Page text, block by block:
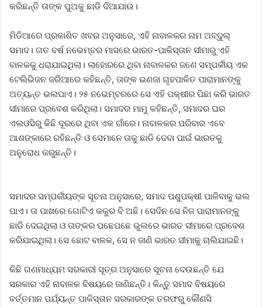
କରିଛନ୍ତି ତାଙ୍କ ପୁଅକୁ ଛାଡି ଦିଆଯାଉ।
ମିଡିଆରେ ପ୍ରକାଶିତ ଖବର ଅନୁସାରେ, ଏହି ନାବାଳକର ନାମ ଅବ୍ଦୁଲ୍
ସମାଦ। ଗତ ବର୍ଷ ନଭେମ୍ବର ମାସରେ ଭାରତ-ପାକିସ୍ତାନ ସୀମାରୁ ଏହି
ବାଳକକୁ ଧରାଯାଇଥିଲା। ଲାହୋରରେ ଥିବା ନାବାଳକର ଜଣେ ସମ୍ପର୍କୀୟ ଏକ
ଟେଲିଭିଜନ ଜରିଆରେ କହିଛନ୍ତି, ତାଙ୍କ ଭଣଜା ଗୃହପାଳିତ ପାରାମାନଙ୍କୁ
ଅତ୍ୟନ୍ତ ଭଲପାଏ। ୨୫ ନଭେମ୍ବରରେ ସେ ଏହି ପକ୍ଷୀର ପିଛା କରି ଭାରତ
ସୀମାରେ ପ୍ରବେଶ କରିଥିଲା। ସମାଦର ମାମୁ କହିଛନ୍ତି, ସମାଦର ଘର
ଏଲଓସିରୁ କିଛି ଦୂରରେ ଥିବା ଏକ ଗାଁରେ। ନାବାଳକର ପରିବାର ଏବେ
ଆଶଙ୍କାରେ ରହିଛନ୍ତି ଓ ସେମାନେ ତାକୁ ଛାଡି ଦେବା ପାଇଁ ଭାରତକୁ
ଅନୁରୋଧ କରୁଛନ୍ତି।
ସମାଦର ସମ୍ପର୍କୀୟଙ୍କ ସୂଚନା ଅନୁସାରେ, ସମାଦ ପଶୁପକ୍ଷୀ ପାଳିବାକୁ ଭଲ
ପାଏ। ତା ପାଖରେ ଗୋଟିଏ କକୁର ବି ଅଛି। ସେଦିନ ସେ ନିଜ ପାରାମାନଙ୍କୁ
ଛାଡି ଦେଇଥିଲା ଓ ତାଙ୍କର ପଛେପଛେ ଭୁଲରେ ଭାରତ ସୀମାରେ ପ୍ରବେଶ
କରିଯାଇଥିଲା। ସେ ଛୋଟ ବାଳକ, ସେ ନ ଜାଣି ଭାରତ ସୀମାକୁ ଚାଲିଯାଇଛି।
କିଛି ଗଣମାଧ୍ୟମ ସରକାରୀ ସୂତ୍ର ଅନୁସାରେ ସୂଚନା ଦେଉଛନ୍ତି ଯେ
ସରକାର ଏହି ନାବାଳକ ବିଷୟରେ ଜାଣିଛନ୍ତି। କିନ୍ତୁ ସମାଦ ବିଷୟରେ
ବର୍ତ୍ତମାନ ପର୍ଯ୍ୟନ୍ତ ପାକିସ୍ତାନ ସରକାରଙ୍କ ତରଫରୁ କୌଣସି